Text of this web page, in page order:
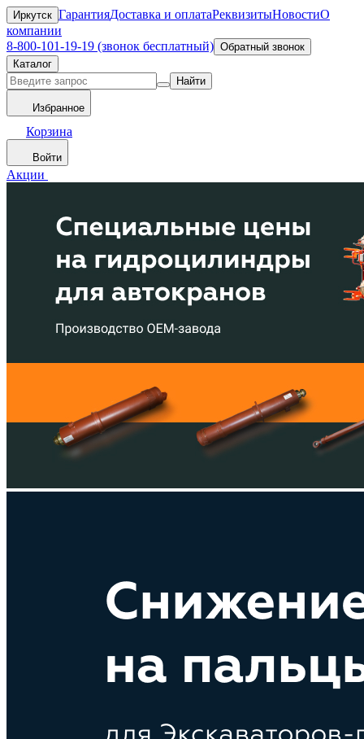
Иркутск ГарантияДоставка и оплатаРеквизитыНовостиО
компании
8-800-101-19-19 (звонок бесплатный) Обратный звонок
Каталог
Найти
Избранное
Корзина
Войти
Акции